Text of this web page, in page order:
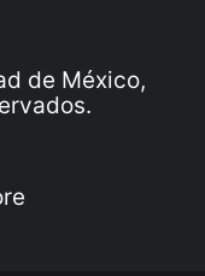
de México,